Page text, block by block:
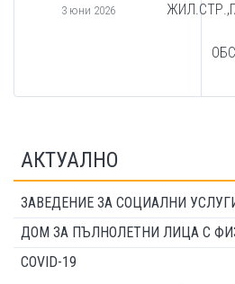
3 юни 2026
АКТУАЛНО
ЗАВЕДЕНИЕ ЗА СОЦИАЛНИ
ДОМ ЗА ПЪЛНОЛЕТНИ ЛИЦА С
COVID-19